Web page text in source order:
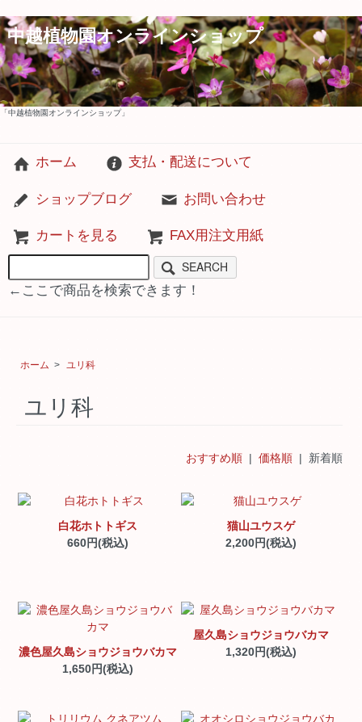
中越植物園オンラインショップ
「中越植物園オンラインショップ」
ホーム 支払・配送について
ショップブログ お問い合わせ
カートを見る FAX用注文用紙
SEARCH
←ここで商品を検索できます！
ホーム > ユリ科
ユリ科
おすすめ順| 価格順| 新着順
白花ホトトギス
660円(税込)
猫山ユウスゲ
2,200円(税込)
濃色屋久島ショウジョウバカマ
1,650円(税込)
屋久島ショウジョウバカマ
1,320円(税込)